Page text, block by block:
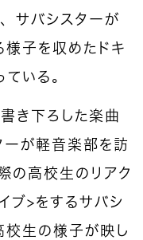
サバシスターが
様子を収めたドキ
いる。
き下ろした楽曲
ーが軽音楽部を訪
の高校生のリアク
ブ＞をするサバシ
校生の様子が映し